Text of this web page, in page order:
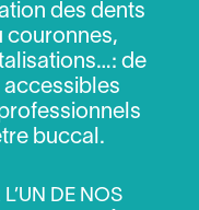
des dents
couronnes,
de
accessibles
buccal.
DE NOS